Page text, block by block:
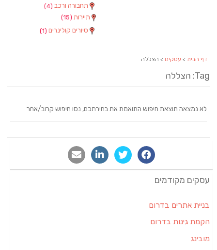
תחבורה ורכב (4)
תיירות (15)
סיורים קולינרים (1)
דף הבית > עסקים > הצללה
Tag: הצללה
לא נמצאה תוצאת חיפוש התואמת את בחירתכם, נסו חיפוש קרוב/אחר
עסקים מקודמים
בניית אתרים בדרום
הקמת גינות בדרום
מובינג